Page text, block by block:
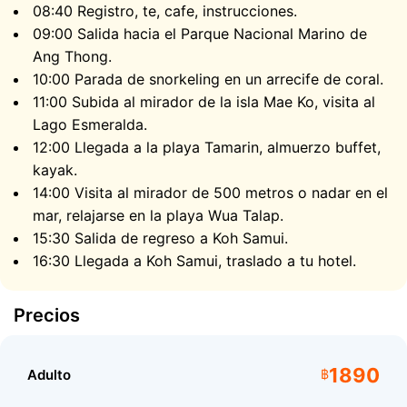
la isla, puedes recuperar el aliento de las nuevas
impresiones y emociones, y relajarte en la playa.
Isla Wua Talap
Pero eso no es todo! La siguiente parada de nuestra
excursion sera la isla Wua Talap, habitada por monos
salvajes. La playa dorada y la naturaleza intacta
crearan una atmosfera de comodidad que recuerda a
un verdadero paraiso. Puedes visitar la Cueva del Loto
con sus unicas estalactitas y estalagmitas o subir al
mirador, situado a 500 metros sobre el nivel del mar,
que ofrece una vista incomparable del Parque
08:40 Registro, te, cafe, instrucciones.
09:00 Salida hacia el Parque Nacional Marino de
Ang Thong.
10:00 Parada de snorkeling en un arrecife de coral.
11:00 Subida al mirador de la isla Mae Ko, visita al
Lago Esmeralda.
12:00 Llegada a la playa Tamarin, almuerzo buffet,
kayak.
14:00 Visita al mirador de 500 metros o nadar en el
mar, relajarse en la playa Wua Talap.
15:30 Salida de regreso a Koh Samui.
16:30 Llegada a Koh Samui, traslado a tu hotel.
Precios
Adulto ฿1890